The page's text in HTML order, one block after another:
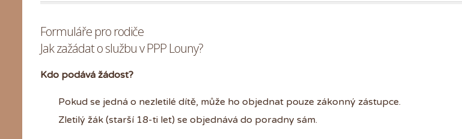
Formuláře pro rodiče
Jak zažádat o službu v PPP Louny?
Kdo podává žádost?
Pokud se jedná o nezletilé dítě, může ho objednat pouze zákonný zástupce.
Zletilý žák (starší 18-ti let) se objednává do poradny sám.